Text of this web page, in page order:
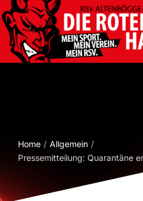
Zum
Inhalt
springen
Verein
Home
Allgemein
Pressemitteilung: Quarantäne